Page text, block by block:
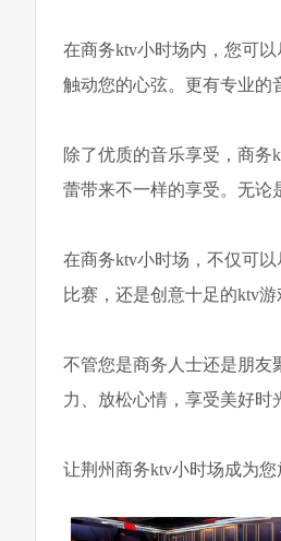
在商务ktv小时场内，您可
触动您的心弦。更有专业的
除了优质的音乐享受，商
蕾带来不一样的享受。无论
在商务ktv小时场，不仅可
比赛，还是创意十足的ktv
不管您是商务人士还是朋友
力、放松心情，享受美好时
让荆州商务ktv小时场成为